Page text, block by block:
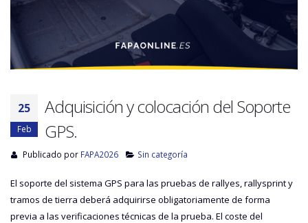
25
Feb
Adquisición y colocación del Soporte
GPS.
Publicado por FAPA2026 Sin categoría
El soporte del sistema GPS para las pruebas de rallyes, rallysprint y
tramos de tierra deberá adquirirse obligatoriamente de forma
previa a las verificaciones técnicas de la prueba. El coste del